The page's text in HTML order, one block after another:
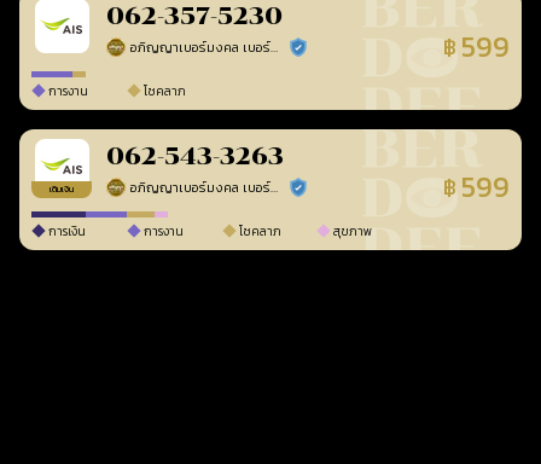
062-357-5230
อภิญญาเบอร์มงคล เบอร์สวยเลขศาสตร์ ร้านยืนยันแล้ว ฿ 599
การงาน โชคลาภ
เติมเงิน
062-543-3263
อภิญญาเบอร์มงคล เบอร์สวยเลขศาสตร์ ร้านยืนยันแล้ว ฿ 599
การเงิน การงาน โชคลาภ สุขภาพ